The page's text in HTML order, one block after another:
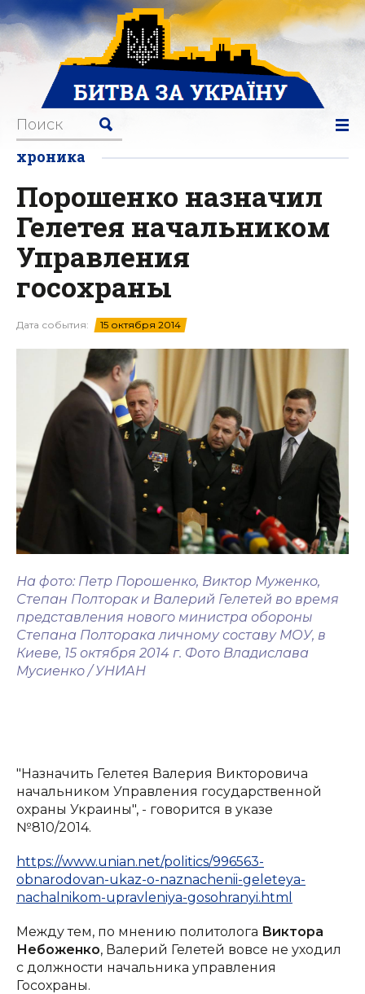
хроника
Порошенко назначил
Гелетея начальником
Управления
госохраны
Дата события: 15 октября 2014
На фото: Петр Порошенко, Виктор Муженко,
Степан Полторак и Валерий Гелетей во время
представления нового министра обороны
Степана Полторака личному составу МОУ, в
Киеве, 15 октября 2014 г. Фото Владислава
Мусиенко / УНИАН
"Назначить Гелетея Валерия Викторовича
начальником Управления государственной
охраны Украины", - говорится в указе
№810/2014.
https://www.unian.net/politics/996563-
obnarodovan-ukaz-o-naznachenii-geleteya-
nachalnikom-upravleniya-gosohranyi.html
Между тем, по мнению политолога Виктора
Небоженко, Валерий Гелетей вовсе не уходил
с должности начальника управления
Госохраны.